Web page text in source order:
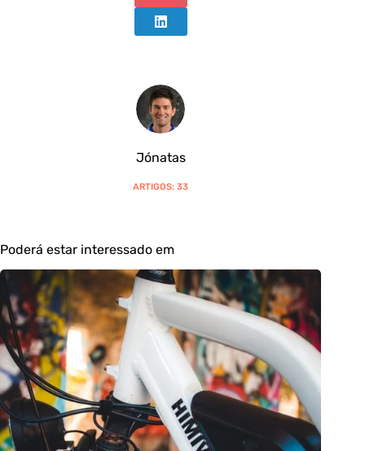
Jónatas
ARTIGOS: 33
Poderá estar interessado em